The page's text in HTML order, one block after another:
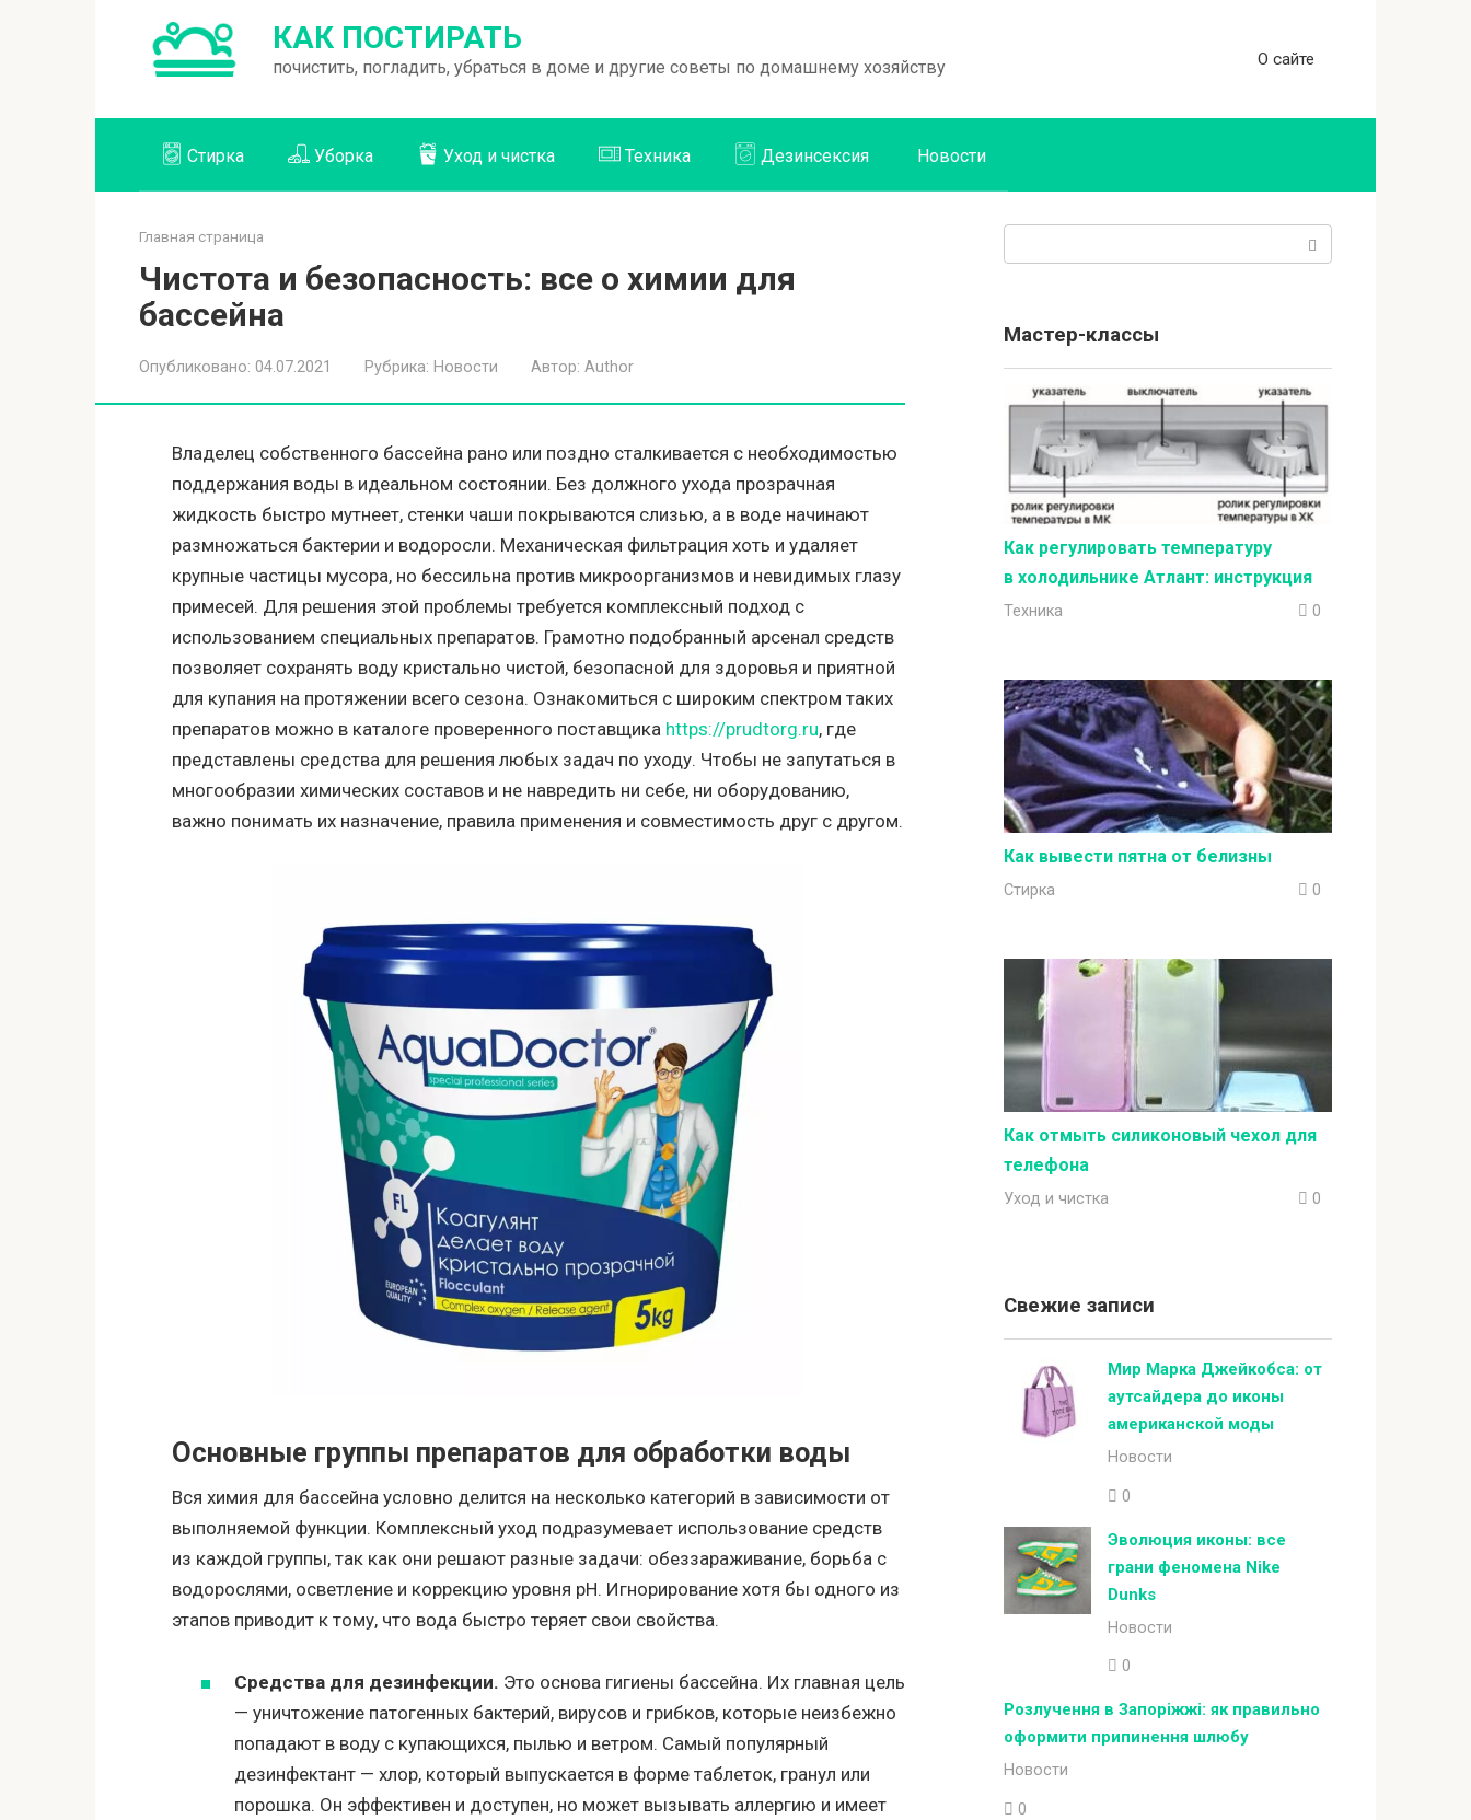
КАК ПОСТИРАТЬ
почистить, погладить, убраться в доме и другие советы по домашнему хозяйству О сайте
Стирка Уборка Уход и чистка Техника Дезинсексия Новости
Главная страница
Чистота и безопасность: все о химии для
бассейна
Опубликовано: 04.07.2021 Рубрика: Новости Автор: Author
Владелец собственного бассейна рано или поздно сталкивается с необходимостью
поддержания воды в идеальном состоянии. Без должного ухода прозрачная
жидкость быстро мутнеет, стенки чаши покрываются слизью, а в воде начинают
размножаться бактерии и водоросли. Механическая фильтрация хоть и удаляет
крупные частицы мусора, но бессильна против микроорганизмов и невидимых глазу
примесей. Для решения этой проблемы требуется комплексный подход с
использованием специальных препаратов. Грамотно подобранный арсенал средств
позволяет сохранять воду кристально чистой, безопасной для здоровья и приятной
для купания на протяжении всего сезона. Ознакомиться с широким спектром таких
препаратов можно в каталоге проверенного поставщика https://prudtorg.ru, где
представлены средства для решения любых задач по уходу. Чтобы не запутаться в
многообразии химических составов и не навредить ни себе, ни оборудованию,
важно понимать их назначение, правила применения и совместимость друг с другом.
Основные группы препаратов для обработки воды
Вся химия для бассейна условно делится на несколько категорий в зависимости от
выполняемой функции. Комплексный уход подразумевает использование средств
из каждой группы, так как они решают разные задачи: обеззараживание, борьба с
водорослями, осветление и коррекцию уровня pH. Игнорирование хотя бы одного из
этапов приводит к тому, что вода быстро теряет свои свойства.
Средства для дезинфекции. Это основа гигиены бассейна. Их главная цель
— уничтожение патогенных бактерий, вирусов и грибков, которые неизбежно
попадают в воду с купающихся, пылью и ветром. Самый популярный
дезинфектант — хлор, который выпускается в форме таблеток, гранул или
порошка. Он эффективен и доступен, но может вызывать аллергию и имеет
Мастер-классы
Как регулировать температуру
в холодильнике Атлант: инструкция
Техника 0
Как вывести пятна от белизны
Стирка 0
Как отмыть силиконовый чехол для
телефона
Уход и чистка 0
Свежие записи
Мир Марка Джейкобса: от
аутсайдера до иконы
американской моды
Новости
0
Эволюция иконы: все
грани феномена Nike
Dunks
Новости
0
Розлучення в Запоріжжі: як правильно
оформити припинення шлюбу
Новости
0